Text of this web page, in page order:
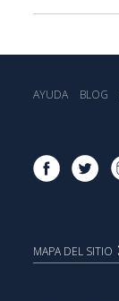
AYUDA BLOG
MAPA DEL SITIO